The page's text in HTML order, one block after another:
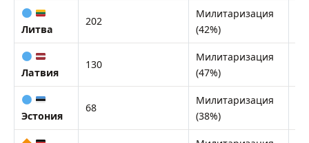
Литва
202
Милитаризация
(42%)
Латвия
130
Милитаризация
(47%)
Эстония
68
Милитаризация
(38%)